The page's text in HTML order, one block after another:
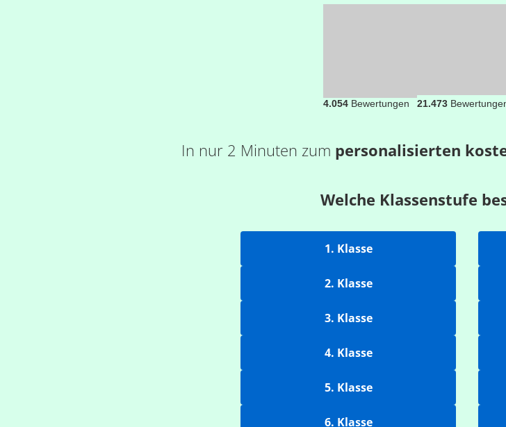
4.054Bewertungen 21.473
In nur 2 Minuten zum personalisierten
Welche Klassenstufe
1. Klasse
2. Klasse
3. Klasse
4. Klasse
5. Klasse
6. Klasse